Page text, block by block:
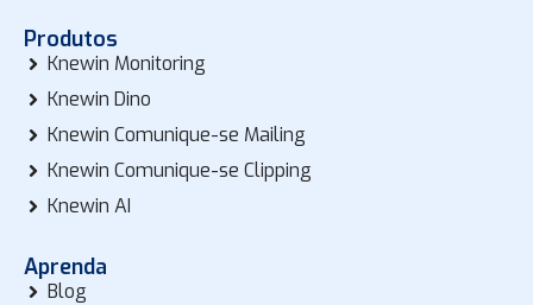
Produtos
Knewin Monitoring
Knewin Dino
Knewin Comunique-se Mailing
Knewin Comunique-se Clipping
Knewin AI
Aprenda
Blog